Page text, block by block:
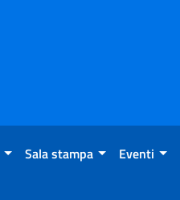
Sala stampa Eventi